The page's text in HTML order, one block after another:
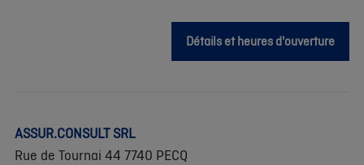
Détails et heures d'ouverture
ASSUR.CONSULT SRL
Rue de Tournai 44 7740 PECQ